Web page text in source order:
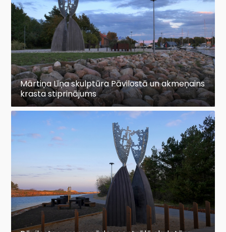
Mārtiņa Līņa skulptūra Pāvilostā un akmeņains
krasta stiprinājums